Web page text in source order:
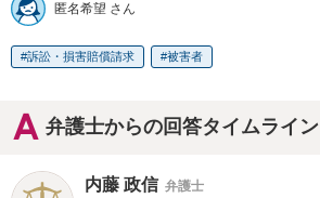
匿名希望 さん
訴訟・損害賠償請求 被害者
弁護士からの回答タイムライン
内藤 政信 弁護士